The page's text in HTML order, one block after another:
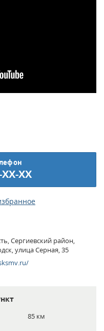
XX
Сергиевский район,
улица Серная, 35
85 км